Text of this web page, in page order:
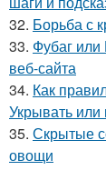
32. Борьба с
33. Фубаг или
веб-сайта
34. Как
Укрывать или
35. Скрытые
овощи